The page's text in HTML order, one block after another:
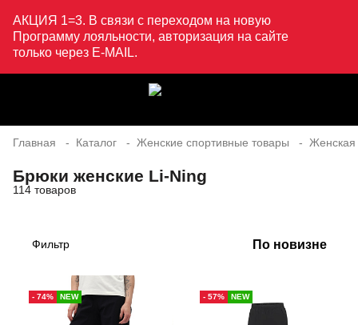
АКЦИЯ 1=3. В связи с переходом на новую
Программу лояльности, авторизация на сайте
только через E-MAIL.
Главная Каталог Женские спортивные товары
Брюки женские Li-Ning
114 товаров
Фильтр По новизне
- 74% NEW - 57% NEW